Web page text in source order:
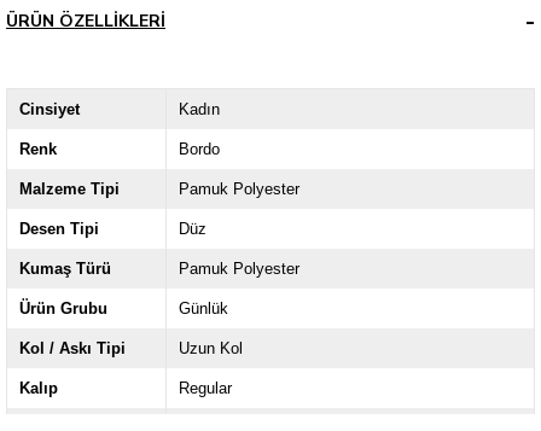
ÜRÜN ÖZELLIKLERI
Cinsiyet Kadın
Renk Bordo
Malzeme Tipi Pamuk Polyester
Desen Tipi Düz
Kumaş Türü Pamuk Polyester
Ürün Grubu Günlük
Kol / Askı Tipi Uzun Kol
Kalıp Regular